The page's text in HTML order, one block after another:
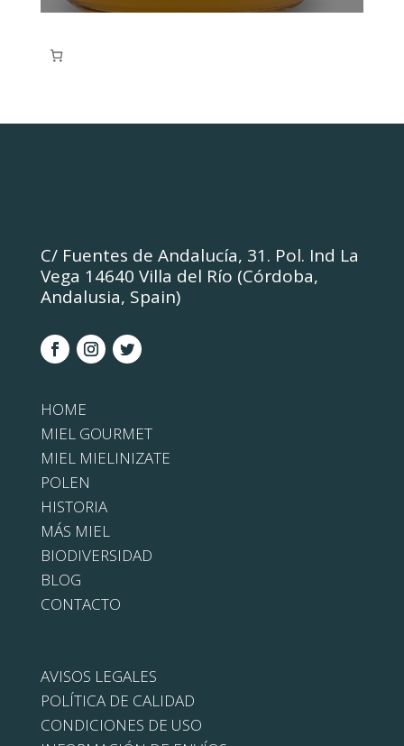
C/ Fuentes de Andalucía, 31. Pol. Ind La
Vega 14640 Villa del Río (Córdoba,
Andalusia, Spain)
HOME
MIEL GOURMET
MIEL MIELINIZATE
POLEN
HISTORIA
MÁS MIEL
BIODIVERSIDAD
BLOG
CONTACTO
AVISOS LEGALES
POLÍTICA DE CALIDAD
CONDICIONES DE USO